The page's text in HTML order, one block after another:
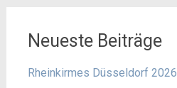
Neueste Beiträge
Rheinkirmes Düsseldorf 2026